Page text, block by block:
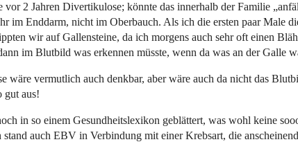
vor 2 Jahren Divertikulose; könnte das innerhalb der Familie
im Enddarm, nicht im Oberbauch. Als ich die ersten paar Male
wir auf Gallensteine, da ich morgens auch sehr oft einen
im Blutbild was erkennen müsste, wenn da was an der Galle
wäre vermutlich auch denkbar, aber wäre auch da nicht das
gut aus!
in so einem Gesundheitslexikon geblättert, was wohl keine
auch EBV in Verbindung mit einer Krebsart, die